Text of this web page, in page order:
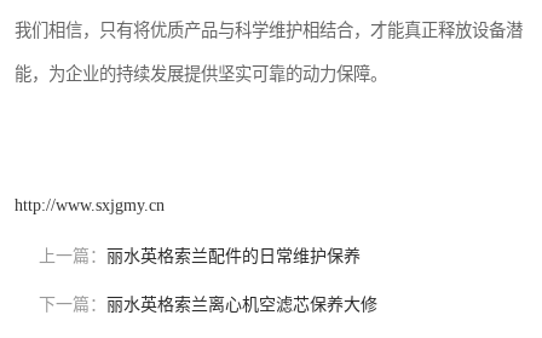
我们相信，只有将优质产品与科学维护相结合，才能真正释放设备潜
能，为企业的持续发展提供坚实可靠的动力保障。
http://www.sxjgmy.cn
上一篇： 丽水英格索兰配件的日常维护保养
下一篇： 丽水英格索兰离心机空滤芯保养大修